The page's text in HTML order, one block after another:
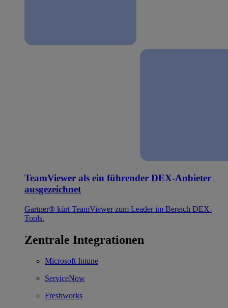
TeamViewer als ein führender DEX-Anbieter
ausgezeichnet
Gartner® kürt TeamViewer zum Leader im Bereich DEX-
Tools.
Zentrale Integrationen
Microsoft Intune
ServiceNow
Freshworks